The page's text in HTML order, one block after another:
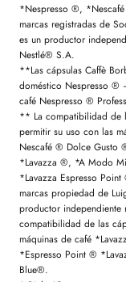
*Nespresso ®,
marcas registradas de
es un productor
Nestlé® S.A.
**Las cápsulas Caffè
doméstico Nespresso ®
café Nespresso ®
** La compatibilidad de
permitir su uso con las
Nescafé ® Dolce Gusto
*Lavazza ®, *A Modo
*Lavazza Espresso
marcas propiedad de
productor
compatibilidad de las
máquinas de café
*Espresso Point ®
Blue®.